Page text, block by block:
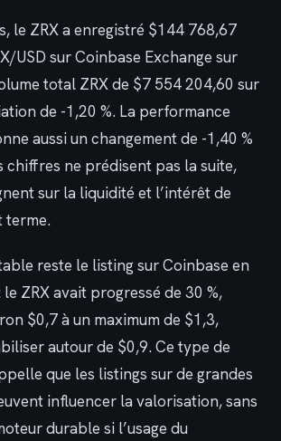
le ZRX a enregistré $144 768,67
USD sur Coinbase Exchange sur
total ZRX de $7 554 204,60 sur
de -1,20 %. La performance
aussi un changement de -1,40 %
chiffres ne prédisent pas la suite,
sur la liquidité et l’intérêt de
terme.
reste le listing sur Coinbase en
ZRX avait progressé de 30 %,
$0,7 à un maximum de $1,3,
autour de $0,9. Ce type de
que les listings sur de grandes
influencer la valorisation, sans
durable si l’usage du